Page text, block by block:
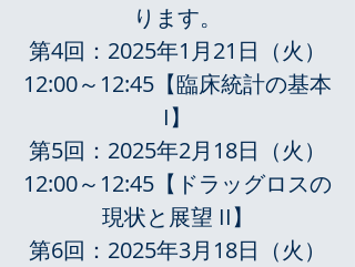
ります。
第4回：2025年1月21日（火）
12:00～12:45【臨床統計の基本
I】
第5回：2025年2月18日（火）
12:00～12:45【ドラッグロスの
現状と展望 II】
第6回：2025年3月18日（火）